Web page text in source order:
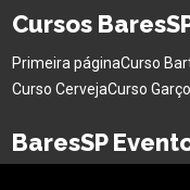
Cursos
Primeira páginaCurso
Curso CervejaCurso
BaresSP